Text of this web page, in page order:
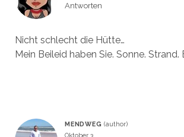
Antworten
Nicht schlecht die Hütte…
Mein Beileid haben Sie. Sonne. Strand.
MENDWEG
Oktober 3